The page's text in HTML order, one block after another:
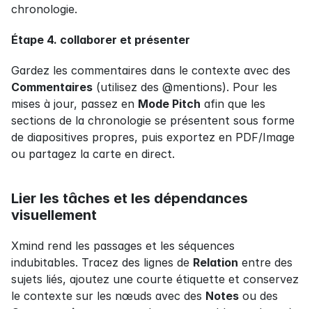
chronologie.
Étape 4. collaborer et présenter
Commentaires (utilisez des @mentions). Pour les
mises à jour, passez en Mode Pitch afin que les
sections de la chronologie se présentent sous forme
de diapositives propres, puis exportez en PDF/Image
ou partagez la carte en direct.
Lier les tâches et les dépendances
visuellement
Xmind rend les passages et les séquences
indubitables. Tracez des lignes de Relation entre des
sujets liés, ajoutez une courte étiquette et conservez
le contexte sur les nœuds avec des Notes